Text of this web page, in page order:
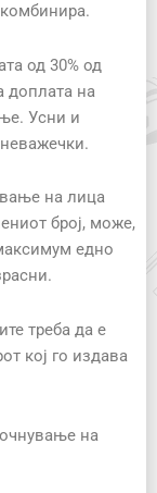
од 30% од
доплата на
Усни и
на лица
број, може,
едно
треба да е
кој го издава
на